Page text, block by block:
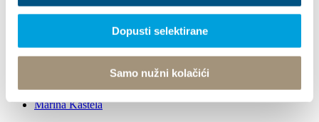
Dopusti selektirane
Samo nužni kolačići
Prozkoumej
Kaštela v jednom, třech, sedmi dnech
Historie a kulturní dědictví
Přírodní dědictví
Kaštelanský Crljenak
Miljenko a Dobrila
Marina Kaštela